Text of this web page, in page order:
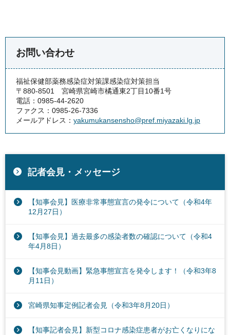
お問い合わせ
福祉保健部薬務感染症対策課感染症対策担当
〒880-8501 宮崎県宮崎市橘通東2丁目10番1号
電話：0985-44-2620
ファクス：0985-26-7336
メールアドレス： yakumukansensho@pref.miyazaki.lg.jp
記者会見・メッセージ
【知事会見】医療非常事態宣言の発令について（令和4年
12月27日）
【知事会見】過去最多の感染者数の確認について（令和4
年4月8日）
【知事会見動画】緊急事態宣言を発令します！（令和3年8
月11日）
宮崎県知事定例記者会見（令和3年8月20日）
【知事記者会見】新型コロナ感染症患者がお亡くなりにな